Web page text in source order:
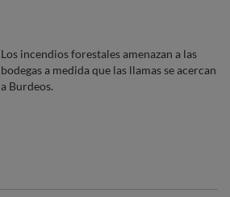
Los incendios forestales amenazan a las
bodegas a medida que las llamas se acercan
a Burdeos.